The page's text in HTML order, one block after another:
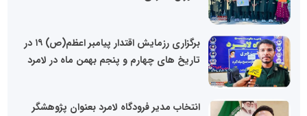
برگزاری رزمایش اقتدار پیامبر اعظم(ص) ۱۹ در
تاریخ های چهارم و پنجم بهمن ماه در لامرد
انتخاب مدیر فرودگاه لامرد بعنوان پژوهشگر